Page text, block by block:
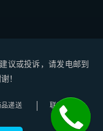
议或投诉，请发电邮到
！
品递送
联系我们